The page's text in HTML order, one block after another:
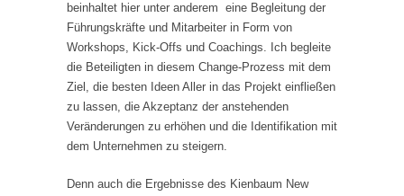
beinhaltet hier unter anderem eine Begleitung der
Führungskräfte und Mitarbeiter in Form von
Workshops, Kick-Offs und Coachings. Ich begleite
die Beteiligten in diesem Change-Prozess mit dem
Ziel, die besten Ideen Aller in das Projekt einfließen
zu lassen, die Akzeptanz der anstehenden
Veränderungen zu erhöhen und die Identifikation mit
dem Unternehmen zu steigern.
Denn auch die Ergebnisse des Kienbaum New